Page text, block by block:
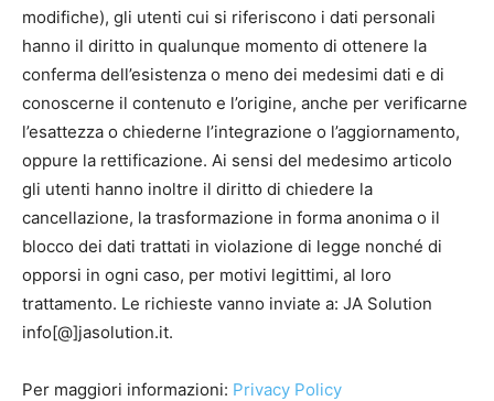
modifiche), gli utenti cui si riferiscono i dati personali
hanno il diritto in qualunque momento di ottenere la
conferma dell’esistenza o meno dei medesimi dati e di
conoscerne il contenuto e l’origine, anche per verificarne
l’esattezza o chiederne l’integrazione o l’aggiornamento,
oppure la rettificazione. Ai sensi del medesimo articolo
gli utenti hanno inoltre il diritto di chiedere la
cancellazione, la trasformazione in forma anonima o il
blocco dei dati trattati in violazione di legge nonché di
opporsi in ogni caso, per motivi legittimi, al loro
trattamento. Le richieste vanno inviate a: JA Solution
info[@]jasolution.it.
Per maggiori informazioni: Privacy Policy